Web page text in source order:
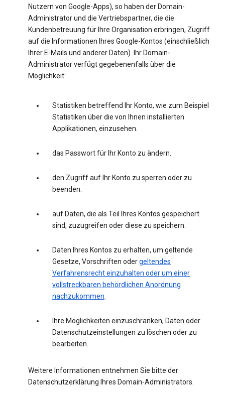
Nutzern von Google-Apps), so haben der Domain-
Administrator und die Vertriebspartner, die die
Kundenbetreuung für Ihre Organisation erbringen, Zugriff
auf die Informationen Ihres Google-Kontos (einschließlich
Ihrer E-Mails und anderer Daten). Ihr Domain-
Administrator verfügt gegebenenfalls über die
Möglichkeit:
Statistiken betreffend Ihr Konto, wie zum Beispiel
Statistiken über die von Ihnen installierten
Applikationen, einzusehen.
das Passwort für Ihr Konto zu ändern.
den Zugriff auf Ihr Konto zu sperren oder zu
beenden.
auf Daten, die als Teil Ihres Kontos gespeichert
sind, zuzugreifen oder diese zu speichern.
Daten Ihres Kontos zu erhalten, um geltende
Gesetze, Vorschriften odergeltendes
Verfahrensrecht einzuhalten oder um einer
vollstreckbaren behördlichen Anordnung
nachzukommen.
Ihre Möglichkeiten einzuschränken, Daten oder
Datenschutzeinstellungen zu löschen oder zu
bearbeiten.
Weitere Informationen entnehmen Sie bitte der
Datenschutzerklärung Ihres Domain-Administrators.